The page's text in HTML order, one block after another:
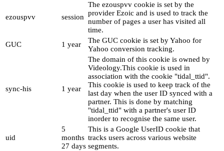
ezouspvv session
The ezouspvv cookie is set by the
provider Ezoic and is used to track the
number of pages a user has visited all
time.
GUC
1 year
The GUC cookie is set by Yahoo for
Yahoo conversion tracking.
sync-his 1 year
The domain of this cookie is owned by
Videology.This cookie is used in
association with the cookie "tidal_ttid".
This cookie is used to keep track of the
last day when the user ID synced with a
partner. This is done by matching
"tidal_ttid" with a partner's user ID
inorder to recognise the same user.
uid
5
months
27 days
This is a Google UserID cookie that
tracks users across various website
segments.